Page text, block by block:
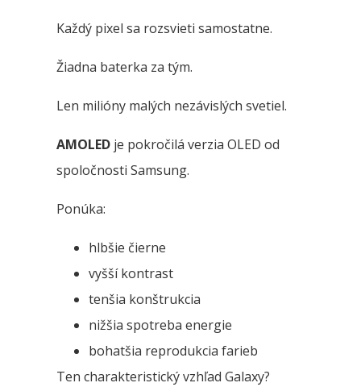
Každý pixel sa rozsvieti samostatne.
Žiadna baterka za tým.
Len milióny malých nezávislých svetiel.
AMOLED je pokročilá verzia OLED od
spoločnosti Samsung.
Ponúka:
hlbšie čierne
vyšší kontrast
tenšia konštrukcia
nižšia spotreba energie
bohatšia reprodukcia farieb
Ten charakteristický vzhľad Galaxy?